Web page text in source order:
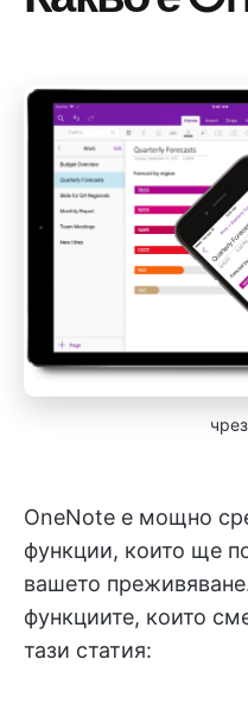
чрез
OneNote е мощно
функции, които ще
вашето
функциите, които
тази статия: